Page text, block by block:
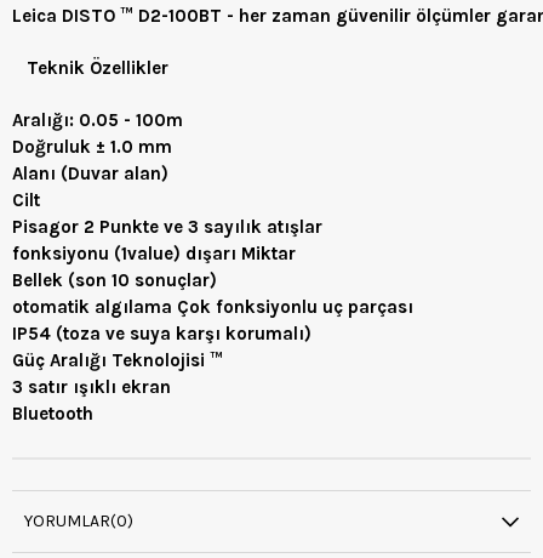
Leica DISTO ™ D2-100BT - her zaman güvenilir ölçümler
Teknik Özellikler
Aralığı: 0.05 - 100m
Doğruluk ± 1.0 mm
Alanı (Duvar alan)
Cilt
Pisagor 2 Punkte ve 3 sayılık atışlar
fonksiyonu (1value) dışarı Miktar
Bellek (son 10 sonuçlar)
otomatik algılama Çok fonksiyonlu uç parçası
IP54 (toza ve suya karşı korumalı)
Güç Aralığı Teknolojisi ™
3 satır ışıklı ekran
Bluetooth
YORUMLAR(0)